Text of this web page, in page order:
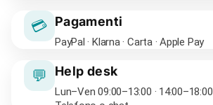
💳 Pagamenti
PayPal · Klarna · Carta · Apple Pay
💬 Help desk
Lun–Ven 09:00–13:00 · 14:00–18:00